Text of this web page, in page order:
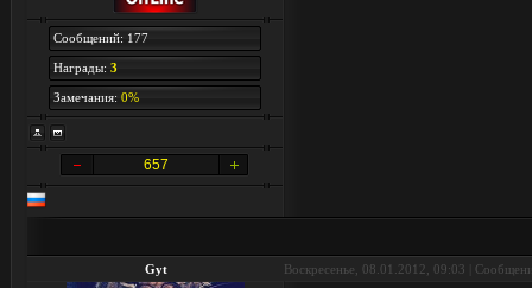
Сообщений: 177
Награды: 3
Замечания: 0%
657
Gyt Воскресенье, 08.01.2012, 09:03 |